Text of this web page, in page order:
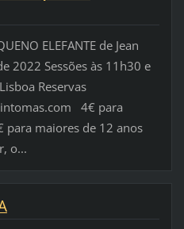
ELEFANTE de Jean
2022 Sessões às 11h30 e
Reservas
4€ para
para maiores de 12 anos
o...